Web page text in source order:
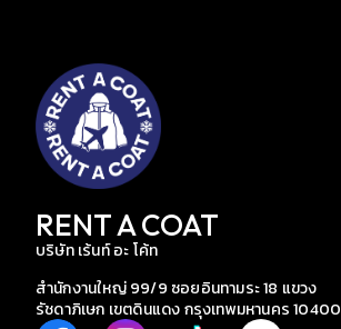
RENT A COAT
บริษัท เร้นท์ อะ โค้ท
สำนักงานใหญ่ 99/9 ซอยอินทามระ 18 แขวง
รัชดาภิเษก เขตดินแดง กรุงเทพมหานคร 10400